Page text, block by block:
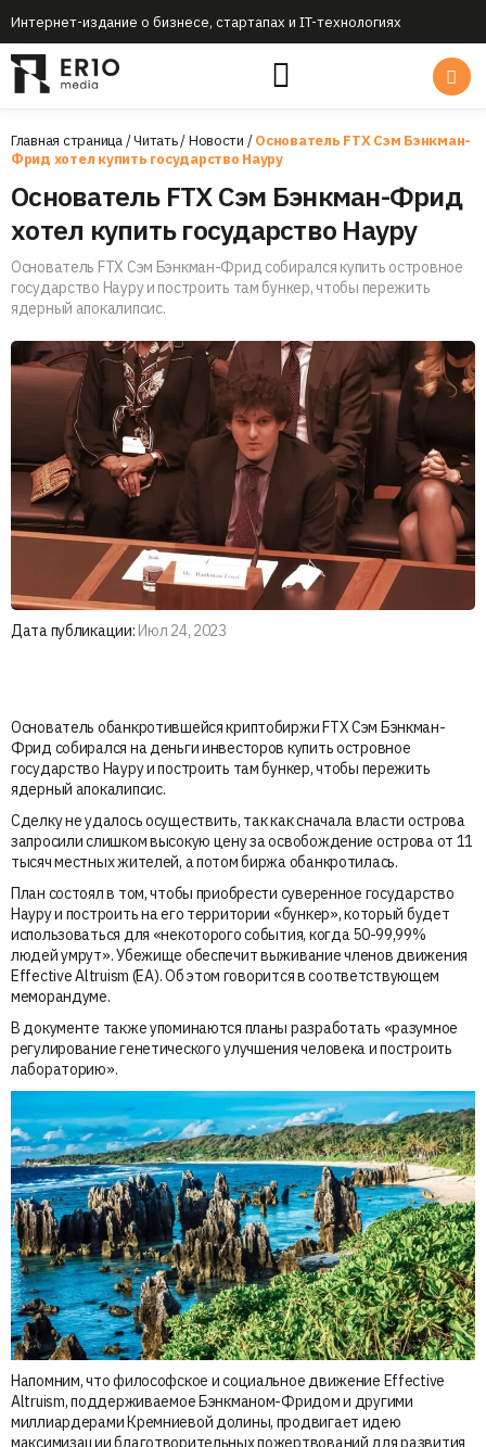
Интернет-издание о бизнесе, стартапах и IT-технологиях
Главная страница/Читать/Новости /Основатель FTX Сэм Бэнкман-
Фрид хотел купить государство Науру
Основатель FTX Сэм Бэнкман-Фрид
хотел купить государство Науру
Основатель FTX Сэм Бэнкман-Фрид собирался купить островное
государство Науру и построить там бункер, чтобы пережить
ядерный апокалипсис.
Дата публикации: Июл 24, 2023
Основатель обанкротившейся криптобиржи FTX Сэм Бэнкман-
Фрид собирался на деньги инвесторов купить островное
государство Науру и построить там бункер, чтобы пережить
ядерный апокалипсис.
Сделку не удалось осуществить, так как сначала власти острова
запросили слишком высокую цену за освобождение острова от 11
тысяч местных жителей, а потом биржа обанкротилась.
План состоял в том, чтобы приобрести суверенное государство
Науру и построить на его территории «бункер», который будет
использоваться для «некоторого события, когда 50-99,99%
людей умрут». Убежище обеспечит выживание членов движения
Effective Altruism (EA). Об этом говорится в соответствующем
меморандуме.
В документе также упоминаются планы разработать «разумное
регулирование генетического улучшения человека и построить
лабораторию».
Напомним, что философское и социальное движение Effective
Altruism, поддерживаемое Бэнкманом-Фридом и другими
миллиардерами Кремниевой долины, продвигает идею
максимизации благотворительных пожертвований для развития